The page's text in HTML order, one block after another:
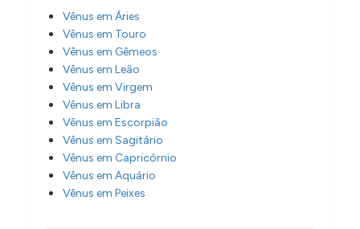
Vênus em Áries
Vênus em Touro
Vênus em Gêmeos
Vênus em Leão
Vênus em Virgem
Vênus em Libra
Vênus em Escorpião
Vênus em Sagitário
Vênus em Capricórnio
Vênus em Aquário
Vênus em Peixes